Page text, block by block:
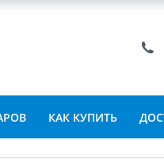
КАК КУПИТЬ